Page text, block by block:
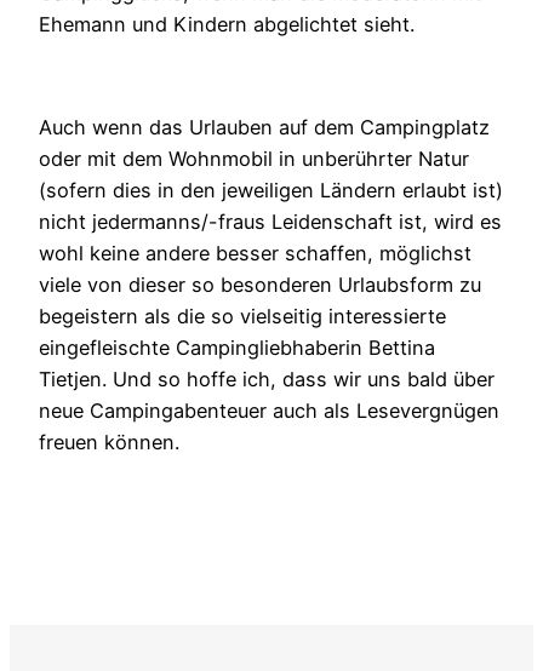
Ehemann und Kindern abgelichtet sieht.
Auch wenn das Urlauben auf dem Campingplatz
oder mit dem Wohnmobil in unberührter Natur
(sofern dies in den jeweiligen Ländern erlaubt ist)
nicht jedermanns/-fraus Leidenschaft ist, wird es
wohl keine andere besser schaffen, möglichst
viele von dieser so besonderen Urlaubsform zu
begeistern als die so vielseitig interessierte
eingefleischte Campingliebhaberin Bettina
Tietjen. Und so hoffe ich, dass wir uns bald über
neue Campingabenteuer auch als Lesevergnügen
freuen können.